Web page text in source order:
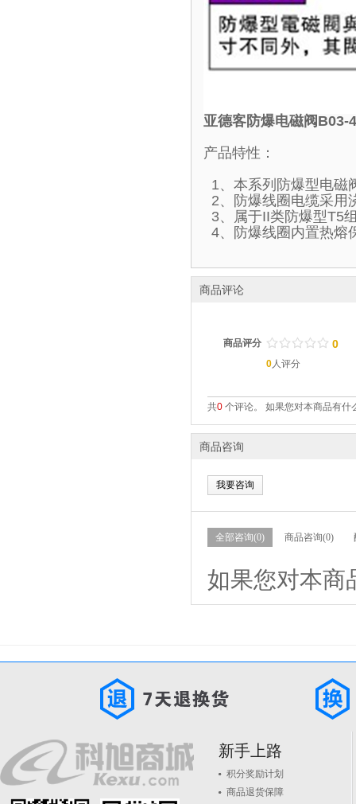
亚德客防爆电磁阀B03-
产品特性：
1、本系列防爆型电磁
2、防爆线圈电缆采用
3、属于II类防爆型T5
4、防爆线圈内置热熔
商品评论
商品评分 / / / / /
. . . . . 0
0人评分
共0 个评论。 如果您对本商品有什
商品咨询
我要咨询
全部咨询(0) 商品咨询(0)
如果您对本商
新手上路
积分奖励计划
商品退货保障